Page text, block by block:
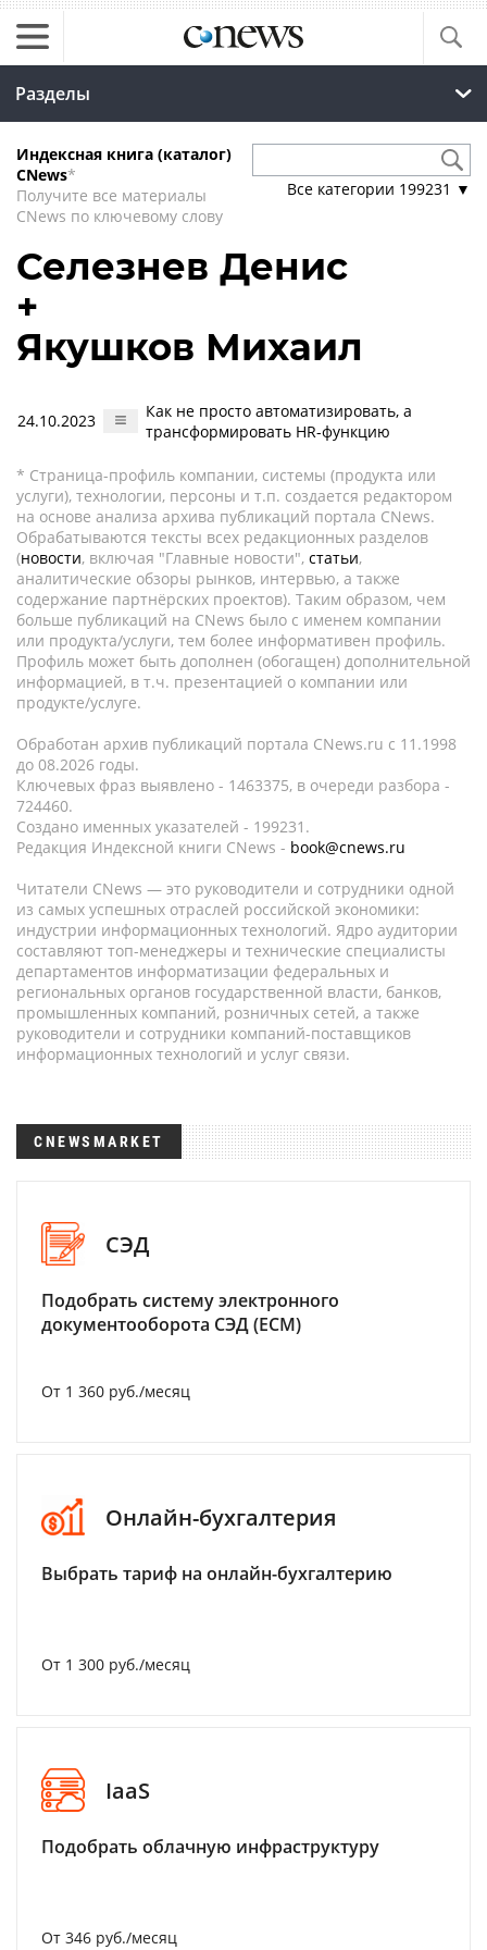
Разделы
Индексная книга (каталог)
CNews*
Получите все материалы
CNews по ключевому слову
Все категории 199231 ▼
Селезнев Денис
+
Якушков Михаил
24.10.2023
Как не просто автоматизировать, а
трансформировать HR-функцию
* Страница-профиль компании, системы (продукта или
услуги), технологии, персоны и т.п. создается редактором
на основе анализа архива публикаций портала CNews.
Обрабатываются тексты всех редакционных разделов
(новости, включая "Главные новости", статьи,
аналитические обзоры рынков, интервью, а также
содержание партнёрских проектов). Таким образом, чем
больше публикаций на CNews было с именем компании
или продукта/услуги, тем более информативен профиль.
Профиль может быть дополнен (обогащен) дополнительной
информацией, в т.ч. презентацией о компании или
продукте/услуге.
Обработан архив публикаций портала CNews.ru c 11.1998
до 08.2026 годы.
Ключевых фраз выявлено - 1463375, в очереди разбора -
724460.
Создано именных указателей - 199231.
Редакция Индексной книги CNews - book@cnews.ru
Читатели CNews — это руководители и сотрудники одной
из самых успешных отраслей российской экономики:
индустрии информационных технологий. Ядро аудитории
составляют топ-менеджеры и технические специалисты
департаментов информатизации федеральных и
региональных органов государственной власти, банков,
промышленных компаний, розничных сетей, а также
руководители и сотрудники компаний-поставщиков
информационных технологий и услуг связи.
CNEWSMARKET
СЭД
Подобрать систему электронного
документооборота СЭД (ECM)
От 1 360 руб./месяц
Онлайн-бухгалтерия
Выбрать тариф на онлайн-бухгалтерию
От 1 300 руб./месяц
IaaS
Подобрать облачную инфраструктуру
От 346 руб./месяц